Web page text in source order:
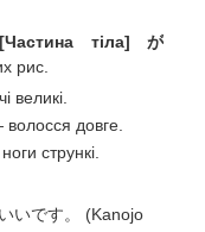
[Частина тіла] が
рис.
великі.
довге.
стрункі.
いです。 (Kanojo